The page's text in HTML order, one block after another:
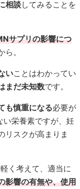
相談してみることを
サプリの影響につ
ら。
いことはわかってい
まだ未知数です。
も慎重になる必要が
い栄養素ですが、妊
リスクが高まりま
く考えて、適当に
影響の有無や、使用